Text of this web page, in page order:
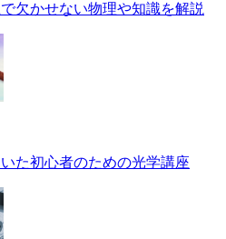
欠かせない物理や知識を解説
た初心者のための光学講座